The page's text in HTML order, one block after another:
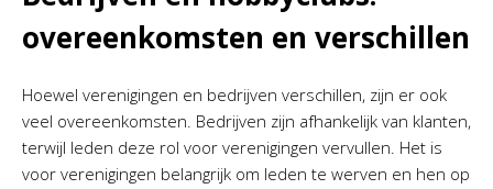
overeenkomsten en verschillen
Hoewel verenigingen en bedrijven verschillen, zijn er ook
veel overeenkomsten. Bedrijven zijn afhankelijk van klanten,
terwijl leden deze rol voor verenigingen vervullen. Het is
voor verenigingen belangrijk om leden te werven en hen op